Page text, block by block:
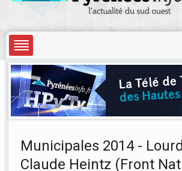
Municipales 2014 -
Claude Heintz (Front